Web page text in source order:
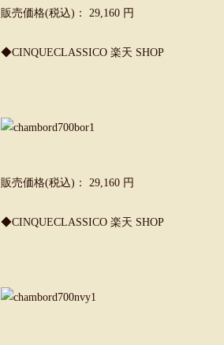
販売価格(税込)： 29,160 円
◆CINQUECLASSICO 楽天 SHOP
販売価格(税込)： 29,160 円
◆CINQUECLASSICO 楽天 SHOP